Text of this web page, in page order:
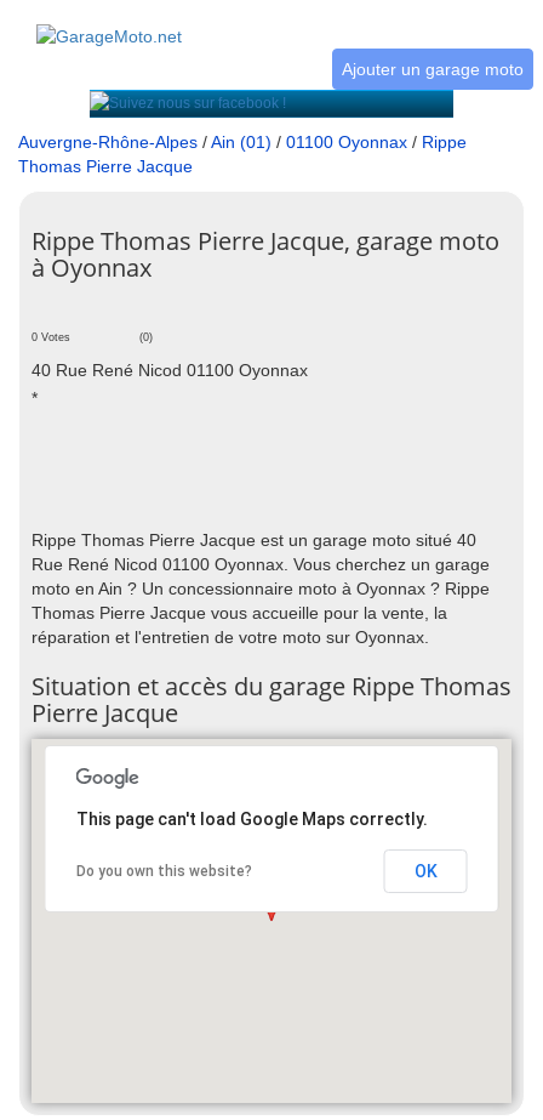
Ajouter un garage moto
Auvergne-Rhône-Alpes /Ain (01) / 01100 Oyonnax / Rippe
Thomas Pierre Jacque
Rippe Thomas Pierre Jacque, garage moto
à Oyonnax
0 Votes (0)
40 Rue René Nicod 01100 Oyonnax
*
Rippe Thomas Pierre Jacque est un garage moto situé 40
Rue René Nicod 01100 Oyonnax. Vous cherchez un garage
moto en Ain ? Un concessionnaire moto à Oyonnax ? Rippe
Thomas Pierre Jacque vous accueille pour la vente, la
réparation et l'entretien de votre moto sur Oyonnax.
Situation et accès du garage Rippe Thomas
Pierre Jacque
This page can't load Google Maps correctly.
Do you own this website? OK